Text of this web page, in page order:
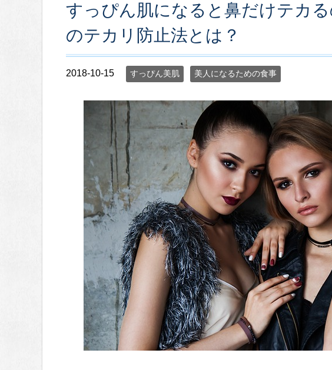
すっぴん肌になると鼻だけテカ
のテカリ防止法とは？
2018-10-15 すっぴん美肌 美人になるための食事